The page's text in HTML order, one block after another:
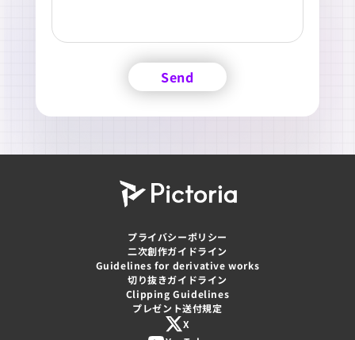
Send
プライバシーポリシー
二次創作ガイドライン
Guidelines for derivative works
切り抜きガイドライン
Clipping Guidelines
プレゼント送付規定
X